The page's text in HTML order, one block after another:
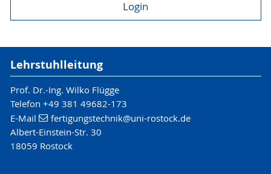
Lehrstuhlleitung
Prof. Dr.-Ing. Wilko Flügge
Telefon +49 381 49682-173
E-Mail
fertigungstechnik@uni-rostock.de
Albert-Einstein-Str. 30
18059 Rostock